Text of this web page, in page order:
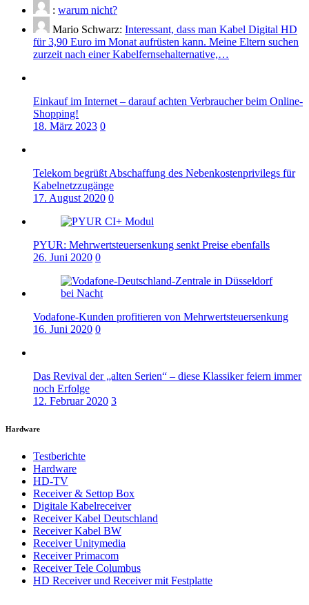
: warum nicht?
Mario Schwarz: Interessant, dass man Kabel Digital HD
für 3,90 Euro im Monat aufrüsten kann. Meine Eltern suchen
zurzeit nach einer Kabelfernsehalternative,…
Einkauf im Internet – darauf achten Verbraucher beim Online-
Shopping!
18. März 2023 0
Telekom begrüßt Abschaffung des Nebenkostenprivilegs für
Kabelnetzzugänge
17. August 2020 0
PYUR: Mehrwertsteuersenkung senkt Preise ebenfalls
26. Juni 2020 0
Vodafone-Kunden profitieren von Mehrwertsteuersenkung
16. Juni 2020 0
Das Revival der „alten Serien“ – diese Klassiker feiern immer
noch Erfolge
12. Februar 2020 3
Hardware
Testberichte
Hardware
HD-TV
Receiver & Settop Box
Digitale Kabelreceiver
Receiver Kabel Deutschland
Receiver Kabel BW
Receiver Unitymedia
Receiver Primacom
Receiver Tele Columbus
HD Receiver und Receiver mit Festplatte